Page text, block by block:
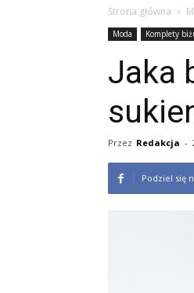
Strona główna
Moda Komplety
Jaka
Przez Redakcja -
Podziel się